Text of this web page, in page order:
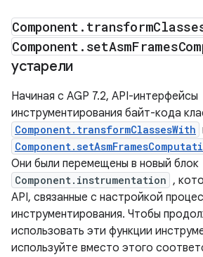
Component . transform
Component . setAsmFrames
устарели
Начиная с AGP 7.2, API-интерфейсы
инструментирования байт-кода
Component.transformClassesWith
Они были перемещены в новый блок
Component.instrumentation ,
API, связанные с настройкой
инструментирования. Чтобы
использовать эти функции
используйте вместо этого